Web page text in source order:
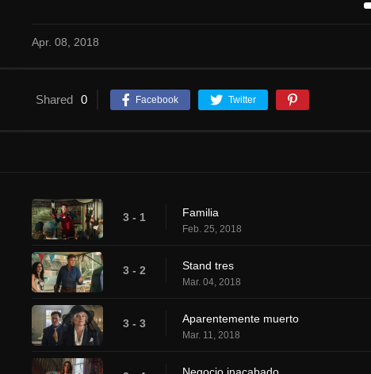
Apr. 08, 2018
Shared 0 Facebook Twitter
3 - 1 Familia
Feb. 25, 2018
3 - 2 Stand tres
Mar. 04, 2018
3 - 3 Aparentemente muerto
Mar. 11, 2018